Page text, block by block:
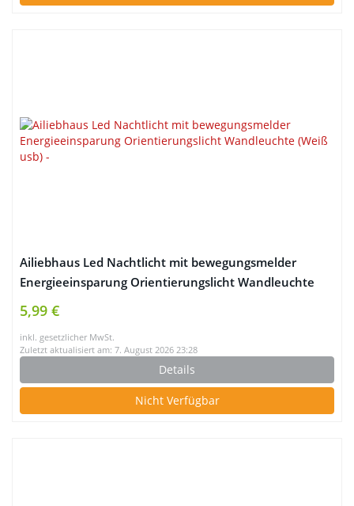
Ailiebhaus Led Nachtlicht mit bewegungsmelder
Energieeinsparung Orientierungslicht Wandleuchte
(Weiß usb)
5,99 €
inkl. gesetzlicher MwSt.
Zuletzt aktualisiert am: 7. August 2026 23:28
Details
Nicht Verfügbar